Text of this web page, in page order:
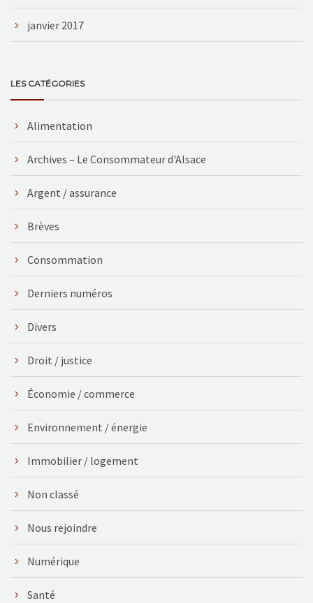
janvier 2017
LES CATÉGORIES
Alimentation
Archives – Le Consommateur d'Alsace
Argent / assurance
Brèves
Consommation
Derniers numéros
Divers
Droit / justice
Économie / commerce
Environnement / énergie
Immobilier / logement
Non classé
Nous rejoindre
Numérique
Santé